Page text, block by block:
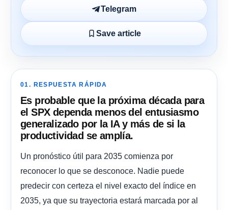
Telegram
Save article
01. RESPUESTA RÁPIDA
Es probable que la próxima década para
el SPX dependa menos del entusiasmo
generalizado por la IA y más de si la
productividad se amplía.
Un pronóstico útil para 2035 comienza por
reconocer lo que se desconoce. Nadie puede
predecir con certeza el nivel exacto del índice en
2035, ya que su trayectoria estará marcada por al